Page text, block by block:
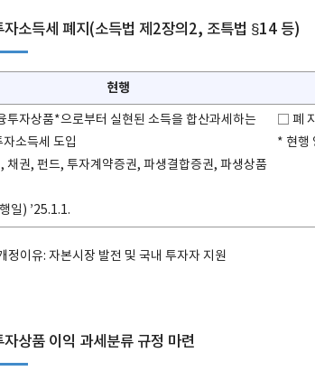
자소득세 폐지(소득법 제2장의2, 조특법 §14 등)
현행
투자상품*으로부터 실현된 소득을 합산과세하는
자소득세 도입
채권, 펀드, 투자계약증권, 파생결합증권, 파생상품
일) ’25.1.1.
□ 폐
* 현행
정이유: 자본시장 발전 및 국내 투자자 지원
자상품 이익 과세분류 규정 마련